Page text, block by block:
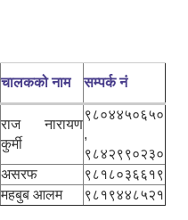
चालकको नाम सम्पर्क नं
राज नारायण
कुर्मी
९८०४४५०६५०
,
९८४२९९०२३०
असरफ
९८१८०३६६१९
महबुब आलम ९८१९४४८५२१